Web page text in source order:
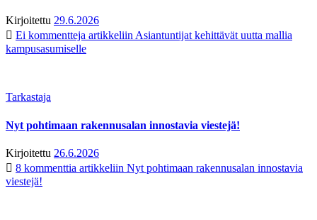
Kirjoitettu 29.6.2026
Ei kommentteja artikkeliin Asiantuntijat kehittävät uutta mallia
kampusasumiselle
Tarkastaja
Nyt pohtimaan rakennusalan innostavia viestejä!
Kirjoitettu 26.6.2026
8 kommenttia artikkeliin Nyt pohtimaan rakennusalan innostavia
viestejä!